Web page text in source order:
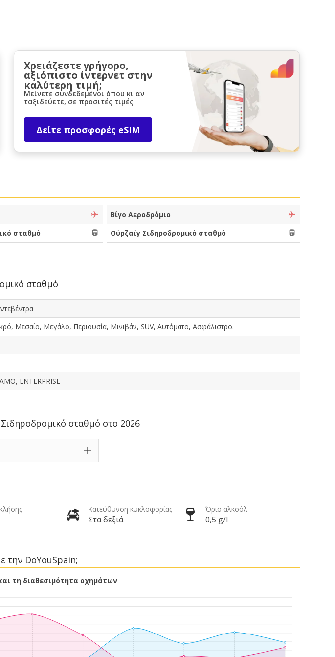
Χρειάζεστε γρήγορο,
αξιόπιστο ίντερνετ στην
καλύτερη τιμή;
Μείνετε συνδεδεμένοι όπου κι αν
ταξιδεύετε, σε προσιτές τιμές
Δείτε προσφορές eSIM
Βίγο Αεροδρόμιο
σταθμό
Ούρζαϊγ Σιδηροδρομικό σταθμό
σταθμό
Μεσαίο, Μεγάλο, Περιουσία, Μινιβάν, SUV, Αυτόματο, Ασφάλιστρο.
ENTERPRISE
Σιδηροδρομικό σταθμό στο 2026
Κατεύθυνση κυκλοφορίας
Στα δεξιά
Όριο αλκοόλ
0,5 g/l
την DoYouSpain;
τη διαθεσιμότητα οχημάτων
αποκλειστικές
με eLink